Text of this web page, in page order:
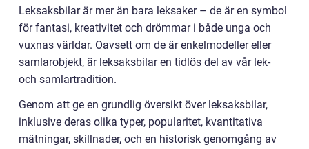
Leksaksbilar är mer än bara leksaker – de är en symbol
för fantasi, kreativitet och drömmar i både unga och
vuxnas världar. Oavsett om de är enkelmodeller eller
samlarobjekt, är leksaksbilar en tidlös del av vår lek-
och samlartradition.
Genom att ge en grundlig översikt över leksaksbilar,
inklusive deras olika typer, popularitet, kvantitativa
mätningar, skillnader, och en historisk genomgång av